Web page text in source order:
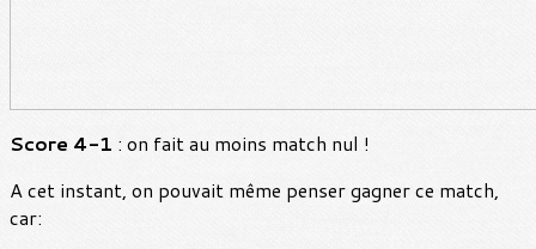
Score 4-1 : on fait au moins match nul !
A cet instant, on pouvait même penser gagner ce match,
car: